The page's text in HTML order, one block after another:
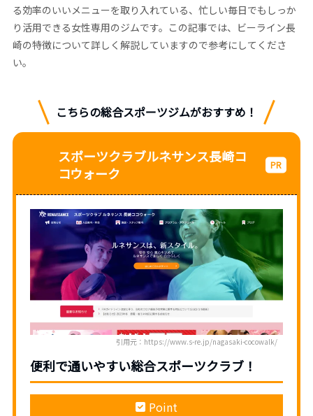
る効率のいいメニューを取り入れている、忙しい毎日でもしっか
り活用できる女性専用のジムです。この記事では、ビーライン長
崎の特徴について詳しく解説していますので参考にしてくださ
い。
こちらの総合スポーツジムがおすすめ！
スポーツクラブルネサンス長崎コ
コウォーク
引用元：https://www.s-re.jp/nagasaki-cocowalk/
便利で通いやすい総合スポーツクラブ！
Point